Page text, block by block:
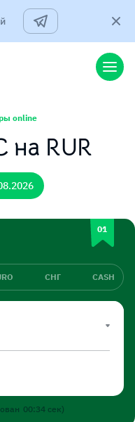
online
на RUR
СНГ CASH
00:34сек)